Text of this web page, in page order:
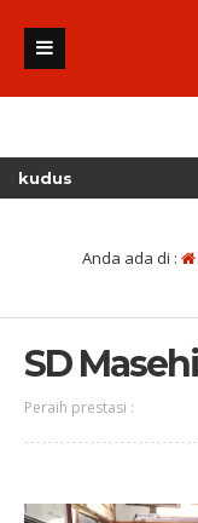
Anda ada di :
SD
Peraih prestasi :